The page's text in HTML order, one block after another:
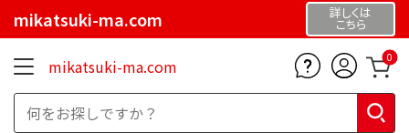
mikatsuki-ma.com 詳しくは
こちら
mikatsuki-ma.com 0